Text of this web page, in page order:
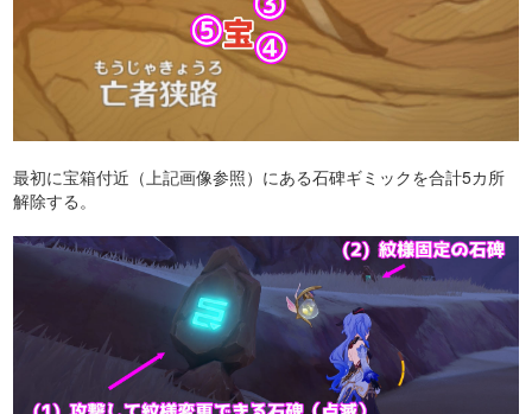
最初に宝箱付近（上記画像参照）にある石碑ギミックを合計5カ所
解除する。